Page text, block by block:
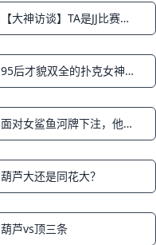
Notifications 【大神访谈】TA是JJ比赛首位“神之猎人”！
Notifications 95后才貌双全的扑克女神余铃涵
Notifications 面对女鲨鱼河牌下注，他竟然扔掉了顶三条
Notifications
葫芦大还是同花大？
Notifications
葫芦vs顶三条